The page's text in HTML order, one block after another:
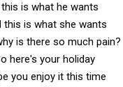
is what he wants
this is what she wants
is there so much pain?
here's your holiday
you enjoy it this time